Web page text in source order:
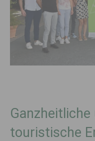
touristische